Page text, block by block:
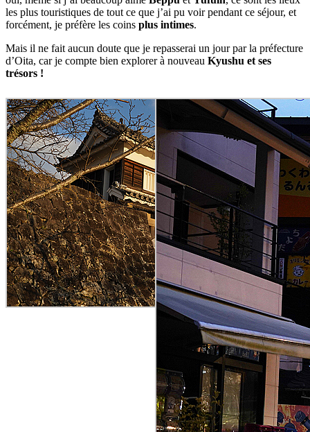
les plus touristiques de tout ce que j’ai pu voir pendant ce séjour, et
forcément, je préfère les coins plus intimes.
Mais il ne fait aucun doute que je repasserai un jour par la préfecture
d’Oita, car je compte bien explorer à nouveau Kyushu et ses
trésors !